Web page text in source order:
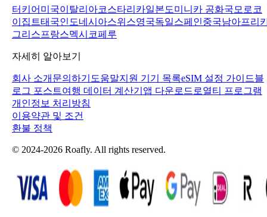
터키어 미국이탈리아코스타리카일본도미니카 공화국 모로코
이집트태국인도네시아스위스영국독일스페인중국남아프리
그리스프랑스멕시코페루
자세히 알아보기
회사 소개 문의하기 도움말지원 기기 목록eSIM 설정 가이드블
로그 포스트여행 데이터 계산기 앱 다운로드 로열티 프로그램
개인정보 처리방침
이용약관 및 조건
환불 정책
© 2024-2026 Roafly. All rights reserved.